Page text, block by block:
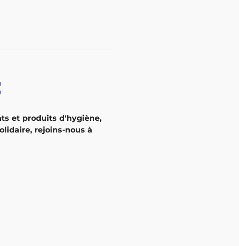
et produits d'hygiène,
rejoins-nous à